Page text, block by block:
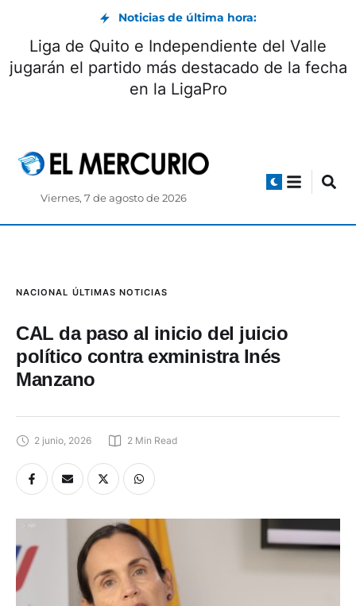
Noticias de última hora:
Liga de Quito e Independiente del Valle
jugarán el partido más destacado de la fecha
en la LigaPro
Viernes, 7 de agosto de 2026
NACIONAL ÚLTIMAS NOTICIAS
CAL da paso al inicio del juicio
político contra exministra Inés
Manzano
2 junio, 2026 2 Min Read